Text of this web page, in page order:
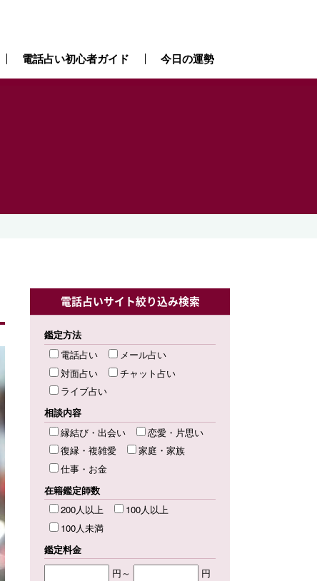
電話占い初心者ガイド 今日の運勢
電話占いサイト絞り込み検索
鑑定方法
電話占い
メール占い
対面占い
チャット占い
ライブ占い
相談内容
縁結び・出会い
恋愛・片思い
復縁・複雑愛
家庭・家族
仕事・お金
在籍鑑定師数
200人以上
100人以上
100人未満
鑑定料金
円～
円